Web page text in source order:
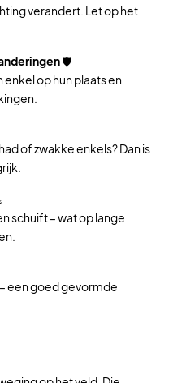
verandert. Let op het
🛡️
op hun plaats en
of zwakke enkels? Dan is
schuift – wat op lange
een goed gevormde